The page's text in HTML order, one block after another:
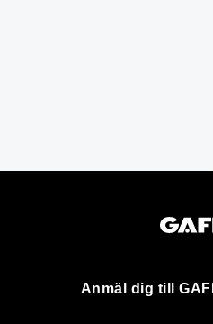
Anmäl dig till